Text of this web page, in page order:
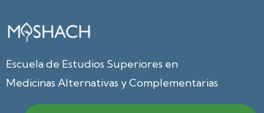
Escuela de Estudios Superiores en
Medicinas Alternativas y Complementarias